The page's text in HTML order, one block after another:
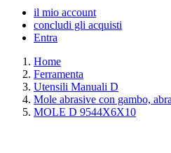
il mio account
concludi gli acquisti
Entra
Home
Ferramenta
Utensili Manuali D
Mole abrasive con gambo,
MOLE D 9544X6X10